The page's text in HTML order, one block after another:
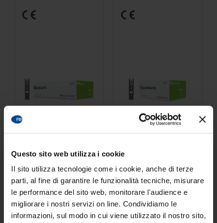
Questo sito web utilizza i cookie
Il sito utilizza tecnologie come i cookie, anche di terze
parti, al fine di garantire le funzionalità tecniche, misurare
le performance del sito web, monitorare l'audience e
migliorare i nostri servizi on line. Condividiamo le
informazioni, sul modo in cui viene utilizzato il nostro sito,
Ag FIA
STANDARD F
LegionellaAg FIA